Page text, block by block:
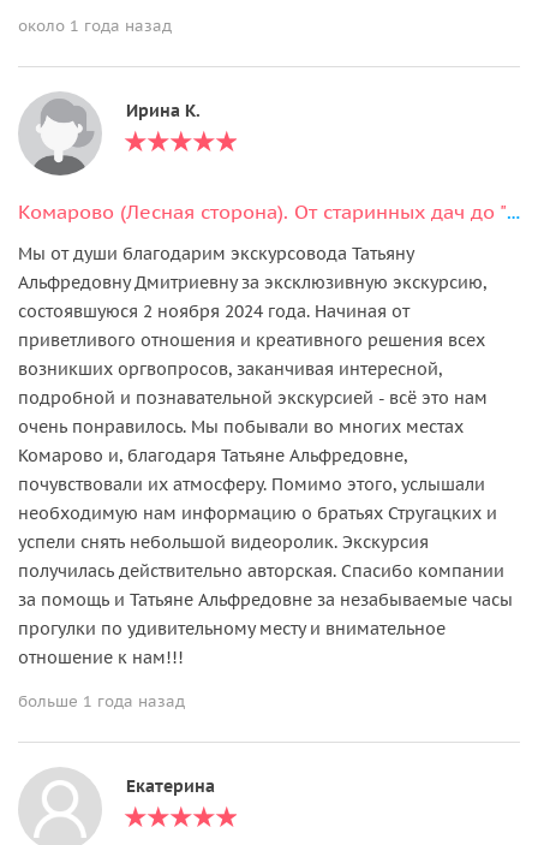
около 1 года назад
Ирина К.
Комарово (Лесная сторона). От старинных дач до "будки" Ахматовой.
Мы от души благодарим экскурсовода Татьяну
Альфредовну Дмитриевну за эксклюзивную экскурсию,
состоявшуюся 2 ноября 2024 года. Начиная от
приветливого отношения и креативного решения всех
возникших оргвопросов, заканчивая интересной,
подробной и познавательной экскурсией - всё это нам
очень понравилось. Мы побывали во многих местах
Комарово и, благодаря Татьяне Альфредовне,
почувствовали их атмосферу. Помимо этого, услышали
необходимую нам информацию о братьях Стругацких и
успели снять небольшой видеоролик. Экскурсия
получилась действительно авторская. Спасибо компании
за помощь и Татьяне Альфредовне за незабываемые часы
прогулки по удивительному месту и внимательное
отношение к нам!!!
больше 1 года назад
Екатерина